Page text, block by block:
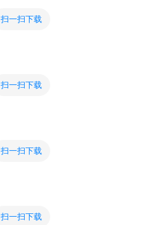
扫一扫下载
扫一扫下载
扫一扫下载
扫一扫下载